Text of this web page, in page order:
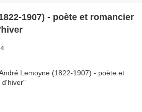
1907) - poète et romancier